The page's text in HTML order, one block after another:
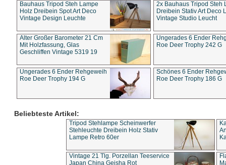
Bauhaus Tripod Steh Lampe
Holz Dreibein Spot Art Deco
Vintage Design Leuchte
2x Bauhaus Tripod Steh
Dreibein Stativ Art Deco
Vintage Studio Leucht
Alter Großer Barometer 21 Cm
Mit Holzfassung, Glas
Geschliffen Vintage 5319 19
Ungerades 6 Ender
Roe Deer Trophy 242 G
Ungerades 6 Ender Rehgeweih
Roe Deer Trophy 194 G
Schönes 6 Ender
Roe Deer Trophy 186 G
Beliebteste Artikel:
Tripod Stehlampe Scheinwerfer
Stehleuchte Dreibein Holz Stativ
Lampe Retro 60er
Vintage 21 Tlg. Porzellan Teeservice
Japan China Geisha Rot